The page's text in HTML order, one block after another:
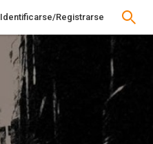
Identificarse/Registrarse